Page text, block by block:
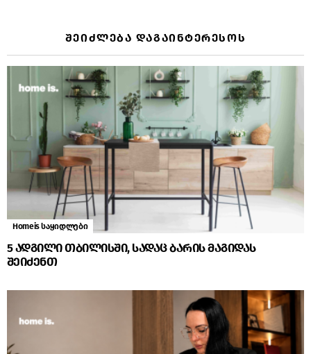
ᲨᲔᲘᲫᲚᲔᲑᲐ ᲓᲐᲒᲐᲘᲜᲢᲔᲠᲔᲡᲝᲡ
Homeis საყიდლები
5 ადგილი თბილისში, სადაც ბარის მაგიდას
შეიძენთ